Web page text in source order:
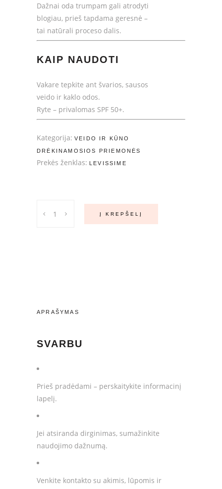
Dažnai oda trumpam gali atrodyti
blogiau, prieš tapdama geresnė –
tai natūrali proceso dalis.
KAIP NAUDOTI
Vakare tepkite ant švarios, sausos
veido ir kaklo odos.
Ryte – privalomas SPF 50+.
Kategorija: VEIDO IR KŪNO
DRĖKINAMOSIOS PRIEMONĖS
Prekės ženklas: LEVISSIME
Retinol
quantity
Į KREPŠELĮ
APRAŠYMAS
SVARBU
Prieš pradėdami – perskaitykite informacinį
lapelį.
Jei atsiranda dirginimas, sumažinkite
naudojimo dažnumą.
Venkite kontakto su akimis, lūpomis ir